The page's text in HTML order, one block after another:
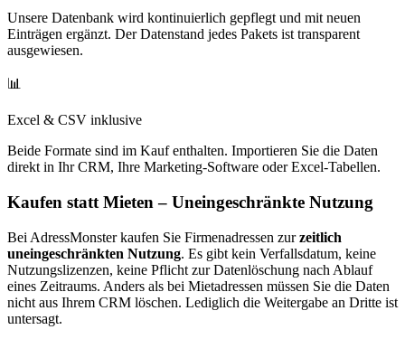
Unsere Datenbank wird kontinuierlich gepflegt und mit neuen
Einträgen ergänzt. Der Datenstand jedes Pakets ist transparent
ausgewiesen.
📊
Excel & CSV inklusive
Beide Formate sind im Kauf enthalten. Importieren Sie die Daten
direkt in Ihr CRM, Ihre Marketing-Software oder Excel-Tabellen.
Kaufen statt Mieten – Uneingeschränkte Nutzung
Bei AdressMonster kaufen Sie Firmenadressen zur zeitlich
uneingeschränkten Nutzung. Es gibt kein Verfallsdatum, keine
Nutzungslizenzen, keine Pflicht zur Datenlöschung nach Ablauf
eines Zeitraums. Anders als bei Mietadressen müssen Sie die Daten
nicht aus Ihrem CRM löschen. Lediglich die Weitergabe an Dritte ist
untersagt.